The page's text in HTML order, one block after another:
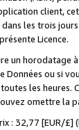
client,
les trois
Licence.
un
Données ou si
les heures.
omettre la
: 32,77 [EUR/